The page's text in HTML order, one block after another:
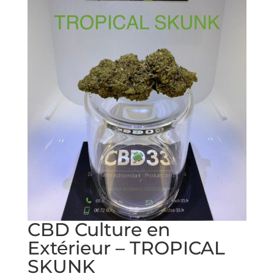
CBD Culture en
Extérieur – TROPICAL
SKUNK